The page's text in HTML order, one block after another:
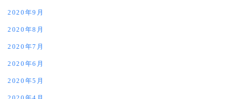
2020年9月
2020年8月
2020年7月
2020年6月
2020年5月